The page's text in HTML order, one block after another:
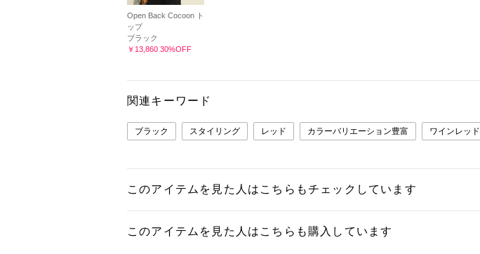
Open Back Cocoon ト
ップ
ブラック
￥13,860 30%OFF
関連キーワード
ブラック スタイリング レッド カラーバリエーション豊富 ワインレッド
このアイテムを見た人はこちらもチェックしています
このアイテムを見た人はこちらも購入しています